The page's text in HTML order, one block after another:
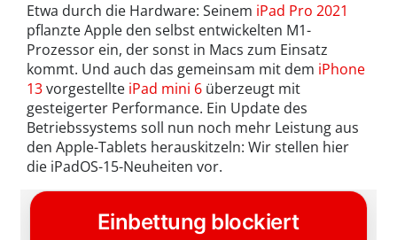
Etwa durch die Hardware: Seinem iPad Pro 2021
pflanzte Apple den selbst entwickelten M1-
Prozessor ein, der sonst in Macs zum Einsatz
kommt. Und auch das gemeinsam mit dem iPhone
13vorgestellte iPad mini 6 überzeugt mit
gesteigerter Performance. Ein Update des
Betriebssystems soll nun noch mehr Leistung aus
den Apple-Tablets herauskitzeln: Wir stellen hier
die iPadOS-15-Neuheiten vor.